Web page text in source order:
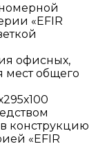
«EFIR
офисных,
мест общего
конструкцию
«EFIR